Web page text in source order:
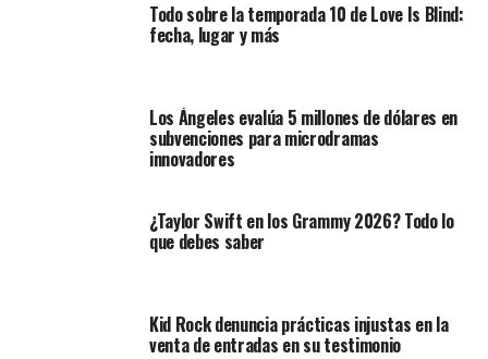
Todo sobre la temporada 10 de Love Is Blind:
fecha, lugar y más
Los Ángeles evalúa 5 millones de dólares en
subvenciones para microdramas
innovadores
¿Taylor Swift en los Grammy 2026? Todo lo
que debes saber
Kid Rock denuncia prácticas injustas en la
venta de entradas en su testimonio